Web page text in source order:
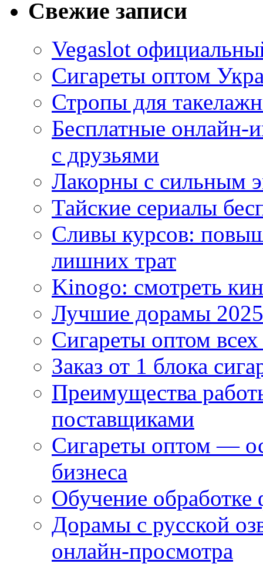
Свежие записи
Vegaslot
Сигареты оптом
Стропы для
Бесплатные
с друзьями
Лакорны с сильным
Тайские сериалы
Сливы курсов:
лишних трат
Kinogo: смотреть
Лучшие дорамы
Сигареты оптом
Заказ от 1 блока
Преимущества
поставщиками
Сигареты оптом —
бизнеса
Обучение
Дорамы с русской
онлайн-просмотра